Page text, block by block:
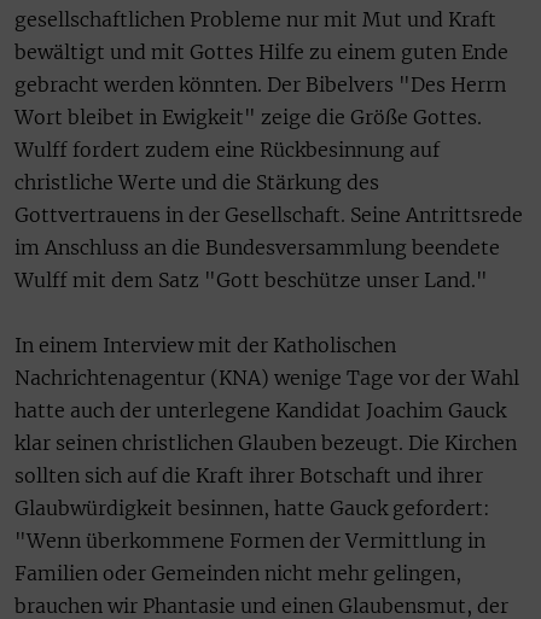
gesellschaftlichen Probleme nur mit Mut und Kraft
bewältigt und mit Gottes Hilfe zu einem guten Ende
gebracht werden könnten. Der Bibelvers "Des Herrn
Wort bleibet in Ewigkeit" zeige die Größe Gottes.
Wulff fordert zudem eine Rückbesinnung auf
christliche Werte und die Stärkung des
Gottvertrauens in der Gesellschaft. Seine Antrittsrede
im Anschluss an die Bundesversammlung beendete
Wulff mit dem Satz "Gott beschütze unser Land."
In einem Interview mit der Katholischen
Nachrichtenagentur (KNA) wenige Tage vor der Wahl
hatte auch der unterlegene Kandidat Joachim Gauck
klar seinen christlichen Glauben bezeugt. Die Kirchen
sollten sich auf die Kraft ihrer Botschaft und ihrer
Glaubwürdigkeit besinnen, hatte Gauck gefordert:
"Wenn überkommene Formen der Vermittlung in
Familien oder Gemeinden nicht mehr gelingen,
brauchen wir Phantasie und einen Glaubensmut, der